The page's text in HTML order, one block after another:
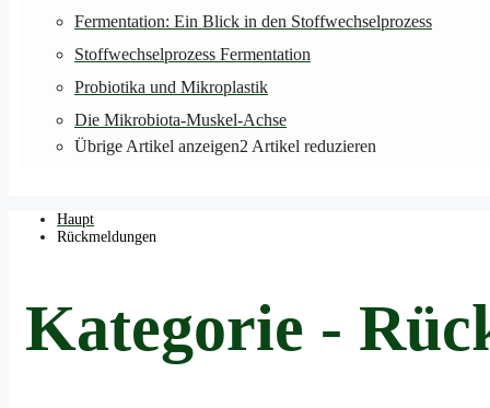
Fermentation: Ein Blick in den Stoffwechselprozess
Stoffwechselprozess Fermentation
Probiotika und Mikroplastik
Die Mikrobiota-Muskel-Achse
Übrige Artikel anzeigen2 Artikel reduzieren
Haupt
Rückmeldungen
Kategorie -